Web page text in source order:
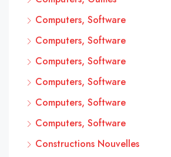
Computers, Software
Computers, Software
Computers, Software
Computers, Software
Computers, Software
Computers, Software
Constructions Nouvelles